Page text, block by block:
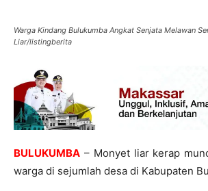
Warga Kindang Bulukumba Angkat Senjata Melawan
Liar/listingberita
BULUKUMBA – Monyet liar kerap
warga di sejumlah desa di Kabupaten